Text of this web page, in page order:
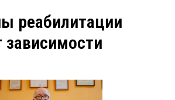
реабилитации
зависимости